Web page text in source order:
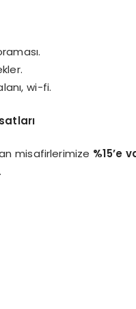
wi-fi.
misafirlerimize %15’e